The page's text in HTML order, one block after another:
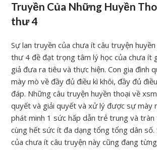
Truyền Của Những Huyền
thư 4
Sự lan truyền của chưa ít câu truyện
thư 4 đề đạt trọng tâm lý học của chưa ít
giả đưa ra tiêu và thực hiện. Con gia đình
mày mò về đầy đủ điều kì khôi, đầy đủ
đáp. Những câu truyện huyền thoại về
quyết và giải quyết và xử lý được sự mày
phát minh 1 sức hấp dẫn trẻ trung và
cùng hết sức ít đa dạng tổng tổng dân số.
của chưa ít câu truyện này cũng đang